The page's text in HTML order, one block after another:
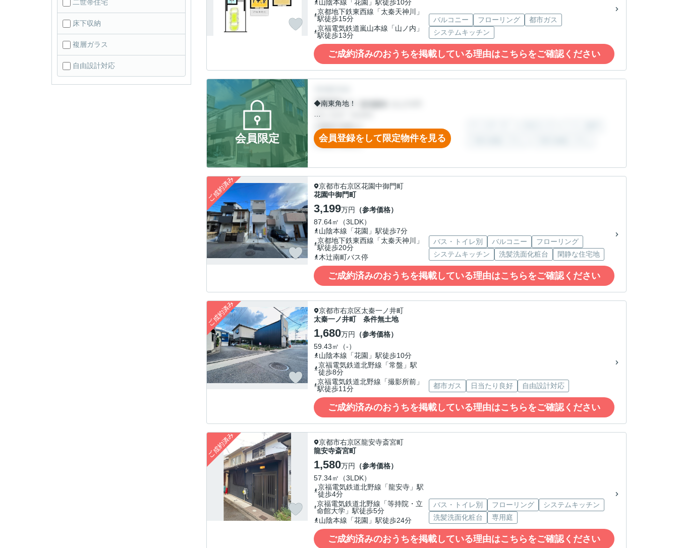
山陰本線「花園」駅徒歩10分
京都地下鉄東西線「太秦天神川」
駅徒歩15分
京福電気鉄道嵐山本線「山ノ内」
駅徒歩13分
バルコニー フローリング
都市ガス
システムキッチン
ご成約済みのおうちを掲載している理由はこちらをご確認ください
会員限定
◆南東角地！
◆地下鉄「太秦天神川」駅徒歩６分
◆京福「山ノ内」駅徒歩６分
会員登録をして限定物件を見る
京都市右京区花園中御門町
花園中御門町
3,199万円
（参考価格）
87.64㎡（3LDK）
山陰本線「花園」駅徒歩7分
京都地下鉄東西線「太秦天神川」
駅徒歩20分
木辻南町バス停
バス・トイレ別 バルコニー
フローリング
システムキッチン
洗髪洗面化粧台 閑静な住宅地
ご成約済みのおうちを掲載している理由はこちらをご確認ください
京都市右京区太秦一ノ井町
太秦一ノ井町 条件無土地
1,680万円
（参考価格）
59.43㎡（-）
山陰本線「花園」駅徒歩10分
京福電気鉄道北野線「常盤」駅
徒歩8分
京福電気鉄道北野線「撮影所前」
駅徒歩11分
都市ガス 日当たり良好 自由設計対応
ご成約済みのおうちを掲載している理由はこちらをご確認ください
京都市右京区龍安寺斎宮町
龍安寺斎宮町
1,580万円
（参考価格）
57.34㎡（3LDK）
京福電気鉄道北野線「龍安寺」駅
徒歩4分
京福電気鉄道北野線「等持院・立
命館大学」駅徒歩5分
山陰本線「花園」駅徒歩24分
バス・トイレ別 フローリング
システムキッチン
洗髪洗面化粧台
専用庭
ご成約済みのおうちを掲載している理由はこちらをご確認ください
二世帯住宅
床下収納
複層ガラス
自由設計対応